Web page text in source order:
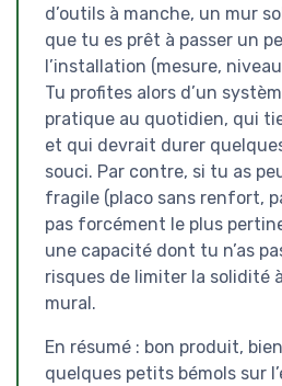
d’outils à manche, un mur
que tu es prêt à passer un
l’installation (mesure,
Tu profites alors d’un
pratique au quotidien, qui
et qui devrait durer
souci. Par contre, si tu as
fragile (placo sans renfort,
pas forcément le plus
une capacité dont tu n’as
risques de limiter la solidité
mural.
En résumé : bon produit,
quelques petits bémols sur